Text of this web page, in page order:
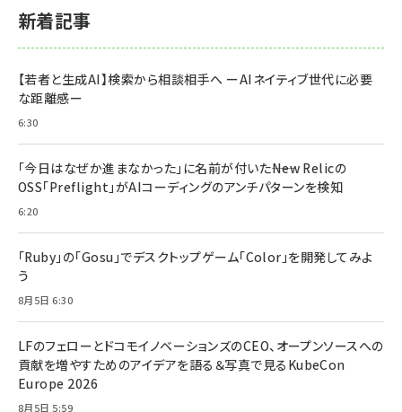
新着記事
【若者と生成AI】検索から相談相手へ ーAIネイティブ世代に必要
な距離感ー
6:30
「今日はなぜか進まなかった」に名前が付いた――New Relicの
OSS「Preflight」がAIコーディングのアンチパターンを検知
6:20
「Ruby」の「Gosu」でデスクトップゲーム「Color」を開発してみよ
う
8月5日 6:30
LFのフェローとドコモイノベーションズのCEO、オープンソースへの
貢献を増やすためのアイデアを語る＆写真で見るKubeCon
Europe 2026
8月5日 5:59